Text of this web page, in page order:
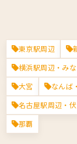
東京駅周辺
横浜駅周辺・み
大宮
なんば
名古屋駅周辺・
那覇